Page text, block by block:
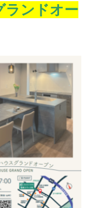
ランドオー